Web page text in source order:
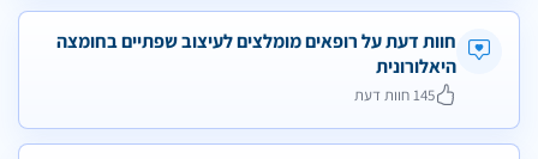
חוות דעת על רופאים מומלצים לעיצוב שפתיים בחומצה
היאלורונית
145 חוות דעת